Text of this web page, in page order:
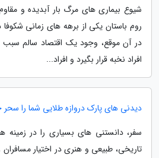
شیوع بیماری های مرگ بار آبدیده و
روم باستان یکی از برهه های زمانی
در آن موقع، وجود یک اقتصاد سالم
افراد نخبه قرار بگیرد و افراد...
دیدنی های پارک دروازه طلایی شما را سحر
سفر، دانستنی های بسیاری را در زمینه
تاریخی، طبیعی و هنری در اختیار